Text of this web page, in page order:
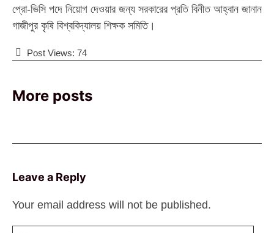
প্রো-ভিসি পদে নিয়োগ দেওয়ার জন্য সরকারের প্রতি বিনীত আহ্বান জানান
গাজীপুর কৃষি বিশ্ববিদ্যালয় শিক্ষক সমিতি।
Post Views: 74
More posts
Leave a Reply
Your email address will not be published.